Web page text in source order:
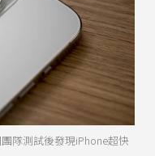
隊測試後發現iPhone超快